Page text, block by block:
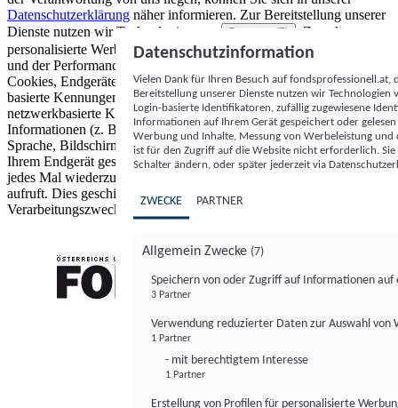
Datenschutzerklärung näher informieren. Zur Bereitstellung unserer
Dienste nutzen wir Technologien von
Partnern (5)
. Zwecke:
personalisierte Werbung und Inhalte, Messung von Werbeleistung
und der Performance von Inhalten sowie Zielgruppenforschung.
Cookies, Endgeräte- oder ähnliche Online-Kennungen (z. B. login-
basierte Kennungen, zufällig generierte Kennungen,
netzwerkbasierte Kennungen) können zusammen mit anderen
Informationen (z. B. Browsertyp und Browserinformationen,
Sprache, Bildschirmgröße, unterstützte Technologien usw.) auf
Ihrem Endgerät gespeichert oder von dort ausgelesen werden, um es
jedes Mal wiederzuerkennen, wenn es eine App oder einer Webseite
aufruft. Dies geschieht für einen oder mehrere der hier aufgeführten
Verarbeitungszwecke.
Datenschutzinformation
Vielen Dank für Ihren Besuch auf
Bereitstellung unserer Dienste nutzen wir Technologien
Login-basierte Identifikatoren, zufällig zugewiesene
Informationen auf Ihrem Gerät gespeichert oder
Werbung und Inhalte, Messung von Werbeleistung
ist für den Zugriff auf die Website nicht erforderlich.
Schalter ändern, oder später jederzeit via
ZWECKE PARTNER
Allgemein Zwecke (7)
Speichern von oder Zugriff auf Informationen auf
3 Partner
Verwendung reduzierter Daten zur Auswahl von
1 Partner
- mit berechtigtem Interesse
1 Partner
Erstellung von Profilen für personalisierte
FONDS professionell